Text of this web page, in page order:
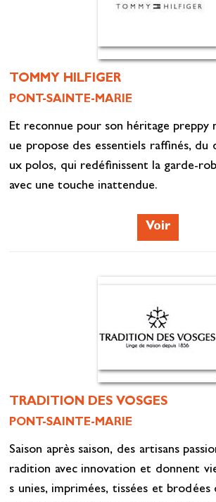
TOMMY HILFIGER
PONT-SAINTE-MARIE
Et reconnue pour son héritage preppy
ue propose des essentiels raffinés, du
ux polos, qui redéfinissent la garde-
avec une touche inattendue.
Voir
TRADITION DES VOSGES
PONT-SAINTE-MARIE
Saison après saison, des artisans
radition avec innovation et donnent
s unies, imprimées, tissées et